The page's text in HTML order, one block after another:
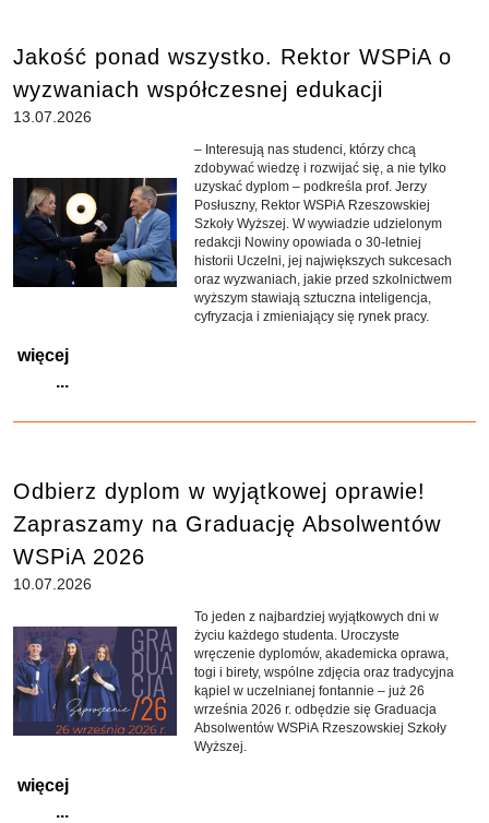
Jakość ponad wszystko. Rektor WSPiA o
wyzwaniach współczesnej edukacji
13.07.2026
– Interesują nas studenci, którzy chcą
zdobywać wiedzę i rozwijać się, a nie tylko
uzyskać dyplom – podkreśla prof. Jerzy
Posłuszny, Rektor WSPiA Rzeszowskiej
Szkoły Wyższej. W wywiadzie udzielonym
redakcji Nowiny opowiada o 30-letniej
historii Uczelni, jej największych sukcesach
oraz wyzwaniach, jakie przed szkolnictwem
wyższym stawiają sztuczna inteligencja,
cyfryzacja i zmieniający się rynek pracy.
więcej
...
Odbierz dyplom w wyjątkowej oprawie!
Zapraszamy na Graduację Absolwentów
WSPiA 2026
10.07.2026
To jeden z najbardziej wyjątkowych dni w
życiu każdego studenta. Uroczyste
wręczenie dyplomów, akademicka oprawa,
togi i birety, wspólne zdjęcia oraz tradycyjna
kąpiel w uczelnianej fontannie – już 26
września 2026 r. odbędzie się Graduacja
Absolwentów WSPiA Rzeszowskiej Szkoły
Wyższej.
więcej
...